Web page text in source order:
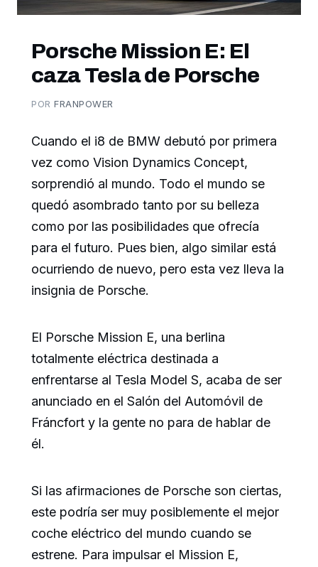
Porsche Mission E: El
caza Tesla de Porsche
PORFRANPOWER
Cuando el i8 de BMW debutó por primera
vez como Vision Dynamics Concept,
sorprendió al mundo. Todo el mundo se
quedó asombrado tanto por su belleza
como por las posibilidades que ofrecía
para el futuro. Pues bien, algo similar está
ocurriendo de nuevo, pero esta vez lleva la
insignia de Porsche.
El Porsche Mission E, una berlina
totalmente eléctrica destinada a
enfrentarse al Tesla Model S, acaba de ser
anunciado en el Salón del Automóvil de
Fráncfort y la gente no para de hablar de
él.
Si las afirmaciones de Porsche son ciertas,
este podría ser muy posiblemente el mejor
coche eléctrico del mundo cuando se
estrene. Para impulsar el Mission E,